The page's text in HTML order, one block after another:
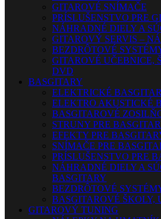
GITAROVÉ SNÍMAČE
PRÍSLUŠENSTVO PRE
NÁHRADNÉ DIELY A
GITAROVÝ SERVIS –
BEZDRÔTOVÉ
GITAROVÉ UČEBNICE,
DVD
BASGITARY
ELEKTRICKÉ
ELEKTRO AKUSTICKÉ
BASGITAROVÉ
STRUNY PRE
EFEKTY PRE
SNÍMAČE PRE
PRÍSLUŠENSTVO PRE
NÁHRADNÉ DIELY A
BASGITARY
BEZDRÔTOVÉ
BASGITAROVÉ ŠKOLY,
GITAROVÝ TUNING